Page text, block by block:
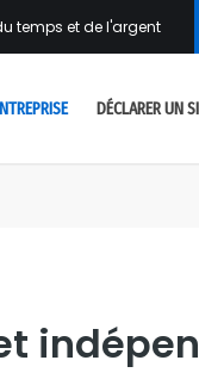
temps et de l'argent
DÉCLARER UN